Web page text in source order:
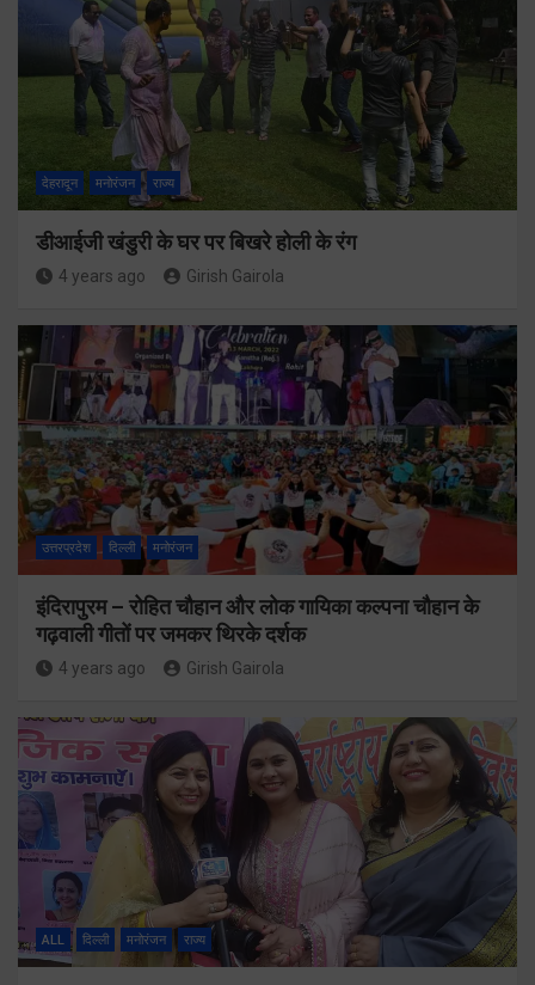
देहरादून मनोरंजन राज्य
डीआईजी खंडुरी के घर पर बिखरे होली के रंग
4 years ago Girish Gairola
उत्तरप्रदेश दिल्ली मनोरंजन
इंदिरापुरम – रोहित चौहान और लोक गायिका कल्पना चौहान के
गढ़वाली गीतों पर जमकर थिरके दर्शक
4 years ago Girish Gairola
ALL दिल्ली मनोरंजन राज्य